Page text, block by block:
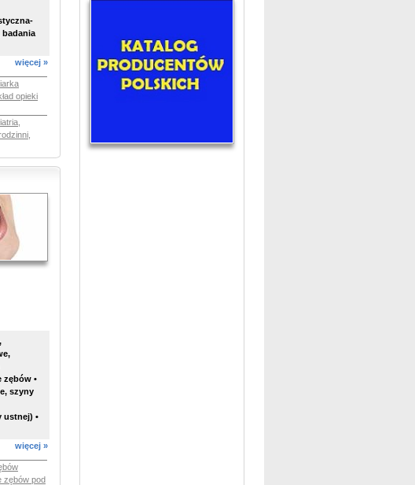
badania
więcej »
opieki
zębów •
szyny
ustnej) •
więcej »
zębów pod